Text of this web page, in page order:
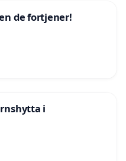
de fortjener!
i